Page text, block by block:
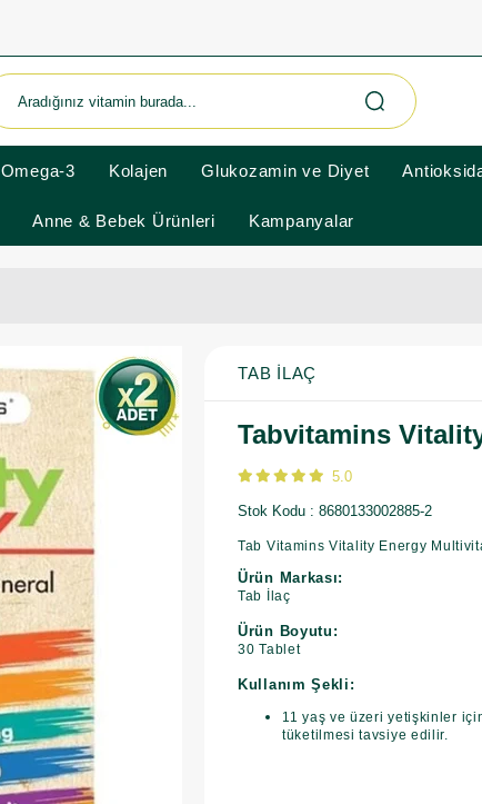
Omega-3 Kolajen Glukozamin ve Diyet
Anne & Bebek Ürünleri Kampanyalar
TAB İLAÇ
Tabvitamins
5.0
Stok Kodu 8680133002885-2
Tab Vitamins Vitality Energy
Ürün Markası:
Tab İlaç
Ürün Boyutu:
30 Tablet
Kullanım Şekli:
11 yaş ve üzeri yetişkinler
tüketilmesi tavsiye edilir.